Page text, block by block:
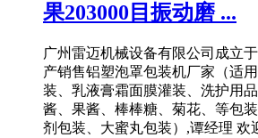
果203000目振动磨 ...
广州雷迈机械设备有限公司成立
产销售铝塑泡罩包装机厂家（适
装、乳液膏霜面膜灌装、洗护用
酱、果酱、棒棒糖、菊花、等包
剂包装、大蜜丸包装）,谭经理 欢